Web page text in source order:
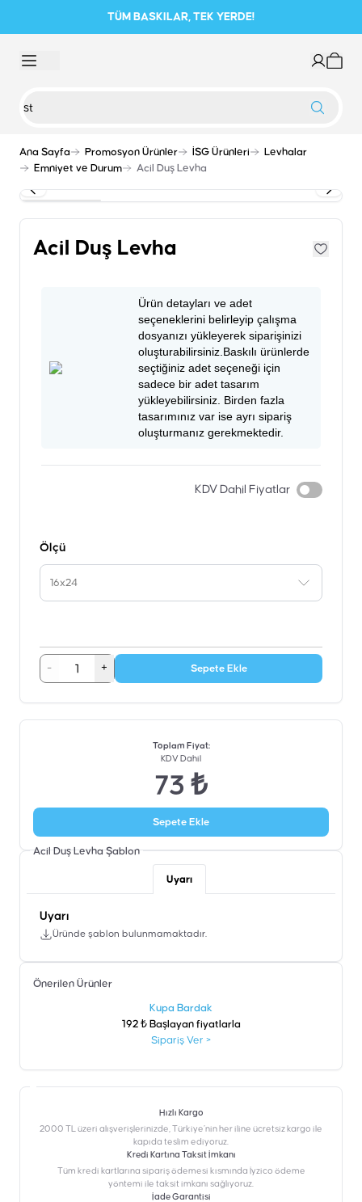
TÜM BASKILAR, TEK YERDE!
Ana Sayfa Promosyon Ürünler İSG Ürünleri
Levhalar
Emniyet ve Durum
Acil Duş Levha
Acil Duş Levha
Ürün detayları ve adet
seçeneklerini belirleyip çalışma
dosyanızı yükleyerek siparişinizi
oluşturabilirsiniz.Baskılı ürünlerde
seçtiğiniz adet seçeneği için
sadece bir adet tasarım
yükleyebilirsiniz. Birden fazla
tasarımınız var ise ayrı sipariş
oluşturmanız gerekmektedir.
KDV Dahil Fiyatlar
Ölçü
16x24
- + Sepete Ekle
Toplam Fiyat:
KDV Dahil
73 ₺
Sepete Ekle
Acil Duş Levha Şablon
Uyarı
Uyarı
Üründe şablon bulunmamaktadır.
Önerilen Ürünler
Kupa Bardak
192 ₺ Başlayan fiyatlarla
Sipariş Ver >
Hızlı Kargo
2000 TL üzeri alışverişlerinizde, Türkiye’nin her iline ücretsiz kargo ile
kapıda teslim ediyoruz.
Kredi Kartına Taksit İmkanı
‎Tüm kredi kartlarına sipariş ödemesi kısmında İyzico ödeme
yöntemi ile taksit imkanı sağlıyoruz.
İade Garantisi